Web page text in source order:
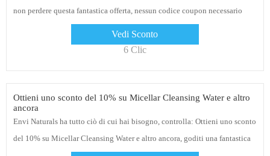
non perdere questa fantastica offerta, nessun codice coupon necessario
Vedi Sconto
6 Clic
Ottieni uno sconto del 10% su Micellar Cleansing Water e altro
ancora
Envi Naturals ha tutto ciò di cui hai bisogno, controlla: Ottieni uno sconto
del 10% su Micellar Cleansing Water e altro ancora, goditi una fantastica